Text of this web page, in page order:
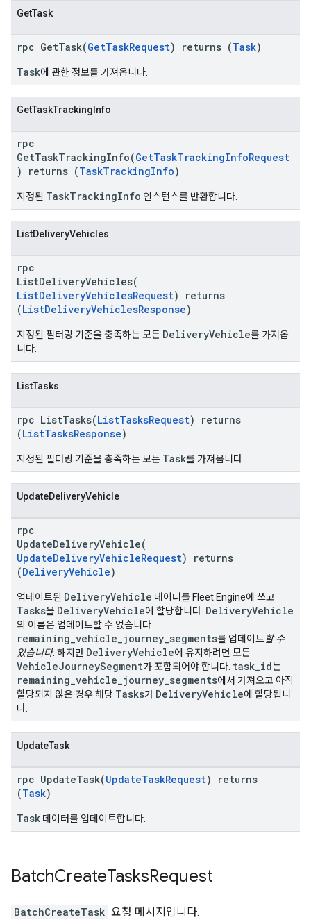
GetTask
rpc GetTask(GetTaskRequest) returns (Task)
Task에 관한 정보를 가져옵니다.
GetTaskTrackingInfo
rpc
GetTaskTrackingInfo(GetTaskTrackingInfoRequest
) returns (TaskTrackingInfo)
지정된 TaskTrackingInfo 인스턴스를 반환합니다.
ListDeliveryVehicles
rpc
ListDeliveryVehicles(
ListDeliveryVehiclesRequest) returns
(ListDeliveryVehiclesResponse)
지정된 필터링 기준을 충족하는 모든 DeliveryVehicle를 가져옵
니다.
ListTasks
rpc ListTasks(ListTasksRequest) returns
(ListTasksResponse)
지정된 필터링 기준을 충족하는 모든 Task를 가져옵니다.
UpdateDeliveryVehicle
rpc
UpdateDeliveryVehicle(
UpdateDeliveryVehicleRequest) returns
(DeliveryVehicle)
업데이트된 DeliveryVehicle 데이터를 Fleet Engine에 쓰고
Tasks을 DeliveryVehicle에 할당합니다. DeliveryVehicle
의 이름은 업데이트할 수 없습니다.
remaining_vehicle_journey_segments를 업데이트할 수
있습니다. 하지만 DeliveryVehicle에 유지하려면 모든
VehicleJourneySegment가 포함되어야 합니다. task_id는
remaining_vehicle_journey_segments에서 가져오고 아직
할당되지 않은 경우 해당 Tasks가 DeliveryVehicle에 할당됩니
다.
UpdateTask
rpc UpdateTask(UpdateTaskRequest) returns
(Task)
Task 데이터를 업데이트합니다.
BatchCreateTasksRequest
BatchCreateTask 요청 메시지입니다.